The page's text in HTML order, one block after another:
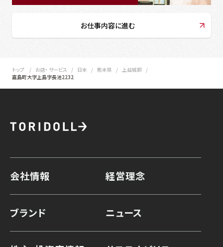
お仕事内容に進む
トップ お店・ サービス 日本 熊本県
上益城郡
嘉島町大字上島字長池2232
会社情報 経営理念
ブランド ニュース